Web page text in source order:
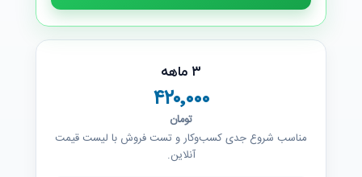
۳ ماهه
۴۲۰٬۰۰۰
تومان
مناسب شروع جدی کسب‌وکار و تست فروش با لیست قیمت
آنلاین.